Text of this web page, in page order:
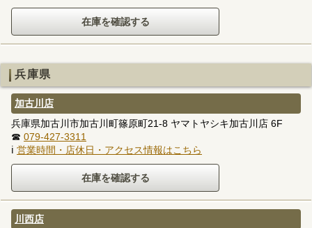
兵庫県
加古川店
兵庫県加古川市加古川町篠原町21-8 ヤマトヤシキ加古川店 6F
☎ 079-427-3311
ℹ 営業時間・店休日・アクセス情報はこちら
川西店